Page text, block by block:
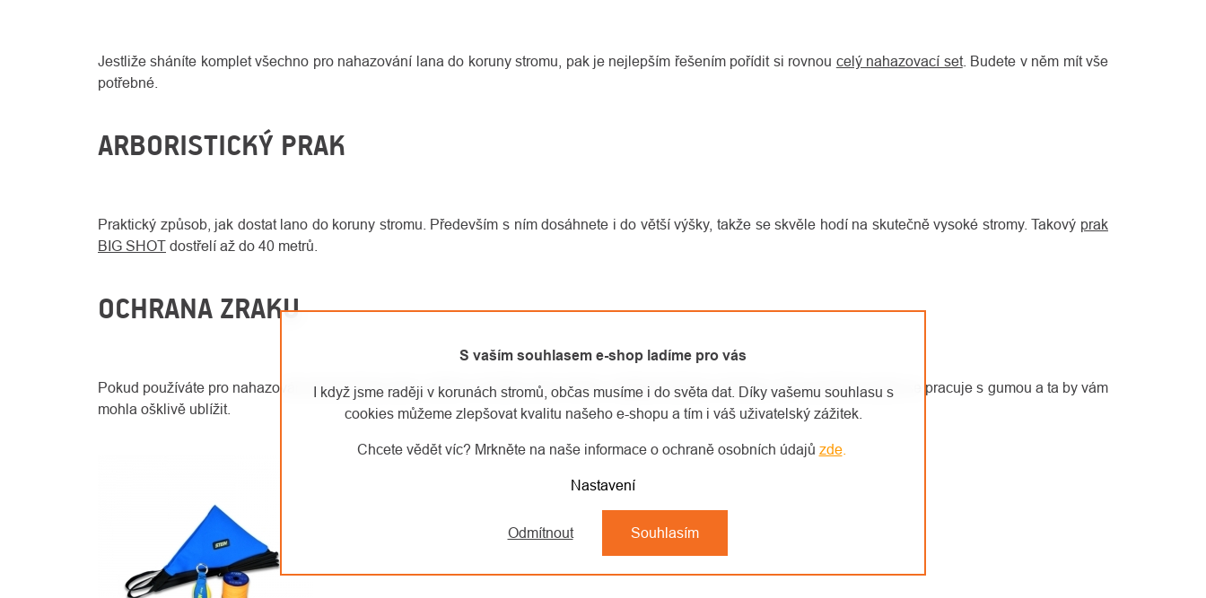
S vaším souhlasem e-shop ladíme pro vás
I když jsme raději v korunách stromů, občas musíme i do světa dat. Díky vašemu souhlasu s
cookies můžeme zlepšovat kvalitu našeho e-shopu a tím i váš uživatelský zážitek.
Chcete vědět víc? Mrkněte na naše informace o ochraně osobních údajů zde.
Nastavení
Odmítnout Souhlasím
Jestliže sháníte komplet všechno pro nahazování lana do koruny stromu, pak je nejlepším řešením pořídit si rovnou celý nahazovací set. Budete v něm mít vše
potřebné.
ARBORISTICKÝ PRAK
Praktický způsob, jak dostat lano do koruny stromu. Především s ním dosáhnete i do větší výšky, takže se skvěle hodí na skutečně vysoké stromy. Takový prak
BIG SHOT dostřelí až do 40 metrů.
OCHRANA ZRAKU
Pokud používáte pro nahazování arboristický prak, určitě si chraňte zrak a hlavu, nejlépe brýlemi a helmou. Při používání praku se pracuje s gumou a ta by vám
mohla ošklivě ublížit.